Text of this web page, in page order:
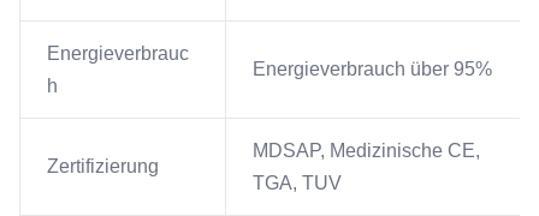
Energieverbrauc
h
Energieverbrauch über 95%
Zertifizierung
MDSAP, Medizinische CE,
TGA, TUV